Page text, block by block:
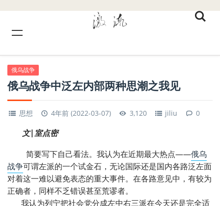
俄乌战争
俄乌战争中泛左内部两种思潮之我见
思想 4年前 (2022-03-07) 3,120 jiliu 0
文|室点密
简要写下自己看法。我认为在近期最大热点——俄乌
战争可谓左派的一个试金石，无论国际还是国内各路泛左面
对着这一难以避免表态的重大事件。在各路意见中，有较为
正确者，同样不乏错误甚至荒谬者。
我认为列宁把社会党分成左中右三派在今天还是完全适